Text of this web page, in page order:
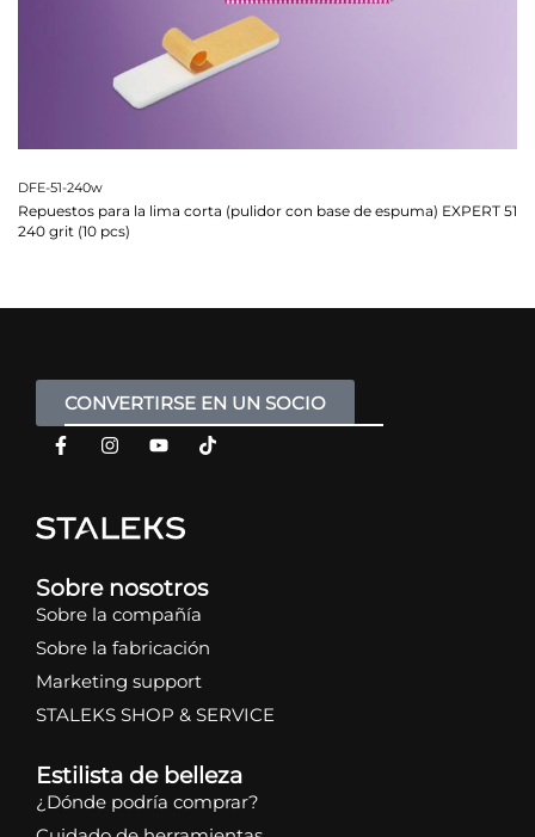
DFE-51-240w
Repuestos para la lima corta (pulidor con base de espuma) EXPERT 51
240 grit (10 pcs)
CONVERTIRSE EN UN SOCIO
Sobre nosotros
Sobre la compañía
Sobre la fabricación
Marketing support
STALEKS SHOP & SERVICE
Estilista de belleza
¿Dónde podría comprar?